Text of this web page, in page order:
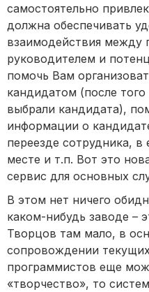
самостоятельно
должна обеспечивать
взаимодействия между
руководителем и
помочь Вам
кандидатом (после
выбрали кандидата),
информации о
переезде сотрудника, в
месте и т.п. Вот это
сервис для основных
В этом нет ничего
каком-нибудь заводе –
Творцов там мало, в
сопровождении
программистов еще
«творчество», то